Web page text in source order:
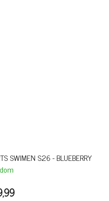
SWIMEN S26 - BLUEBERRY